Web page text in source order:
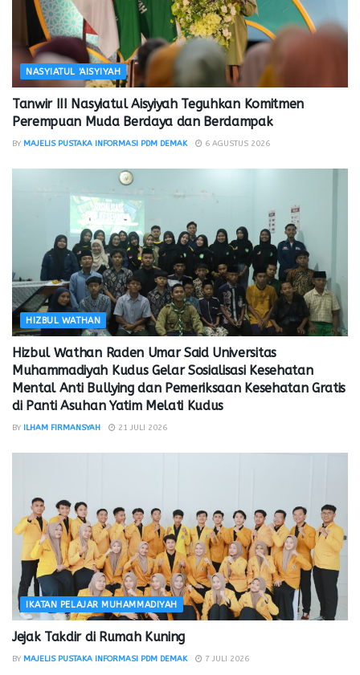
NASYIATUL 'AISYIYAH
Tanwir III Nasyiatul Aisyiyah Teguhkan Komitmen
Perempuan Muda Berdaya dan Berdampak
BY MAJELIS PUSTAKA INFORMASI PDM DEMAK 6 AGUSTUS 2026
HIZBUL WATHAN
Hizbul Wathan Raden Umar Said Universitas
Muhammadiyah Kudus Gelar Sosialisasi Kesehatan
Mental Anti Bullying dan Pemeriksaan Kesehatan Gratis
di Panti Asuhan Yatim Melati Kudus
BY ILHAM FIRMANSYAH 21 JULI 2026
IKATAN PELAJAR MUHAMMADIYAH
Jejak Takdir di Rumah Kuning
BY MAJELIS PUSTAKA INFORMASI PDM DEMAK 7 JULI 2026